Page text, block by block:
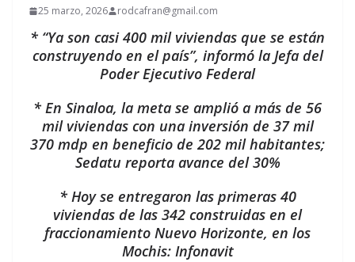
25 marzo, 2026 rodcafran@gmail.com
* “Ya son casi 400 mil viviendas que se están
construyendo en el país”, informó la Jefa del
Poder Ejecutivo Federal
* En Sinaloa, la meta se amplió a más de 56
mil viviendas con una inversión de 37 mil
370 mdp en beneficio de 202 mil habitantes;
Sedatu reporta avance del 30%
* Hoy se entregaron las primeras 40
viviendas de las 342 construidas en el
fraccionamiento Nuevo Horizonte, en los
Mochis: Infonavit